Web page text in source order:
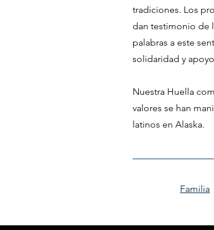
tradiciones. Los
dan testimonio de
palabras a este
solidaridad y
Nuestra Huella
valores se han
latinos en Alaska.
Familia